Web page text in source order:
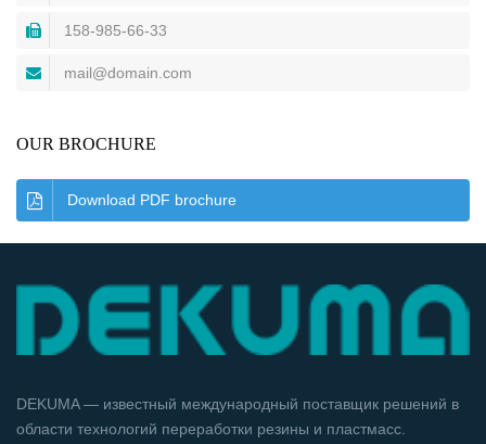
158-985-66-33
mail@domain.com
OUR BROCHURE
Download PDF brochure
DEKUMA — известный международный поставщик решений в
области технологий переработки резины и пластмасс.